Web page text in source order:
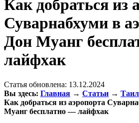
Как добраться из
Суварнабхуми в
Дон Муанг
лайфхак
Статья обновлена: 13.12.2024
Вы здесь: Главная → Статьи →
Как добраться из аэропорта
Муанг бесплатно — лайфхак